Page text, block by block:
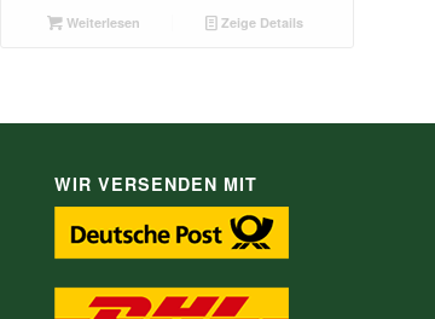
Weiterlesen Zeige Details
WIR VERSENDEN MIT